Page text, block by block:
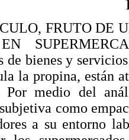
FRUTO DE
de bienes y
la propina, están
Por medio del
como
a su entorno